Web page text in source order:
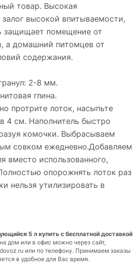
товар. Высокая
залог высокой впитываемости,
защищает помещение от
а домашний питомцев от
содержания.
2-8 мм.
глина.
протрите лоток, насыпьте
4 см. Наполнитель быстро
комочки. Выбрасываем
совком ежедневно.Добавляем
вместо использованного,
опорожнять лоток раз
нельзя утилизировать в
5 л купить с бесплатной доставкой
дом или в офис можно через сайт,
или по телефону. Принимаем заказы
в удобное для Вас время.